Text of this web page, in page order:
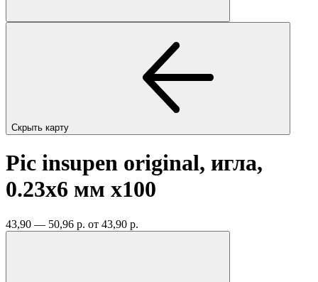
Скрыть карту
Pic insupen original, игла,
0.23x6 мм x100
43,90 — 50,96 р. от 43,90 р.